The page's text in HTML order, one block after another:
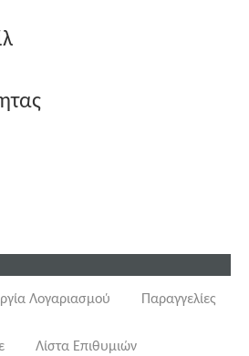
Λογαριασμού Παραγγελίες
Λίστα Επιθυμιών